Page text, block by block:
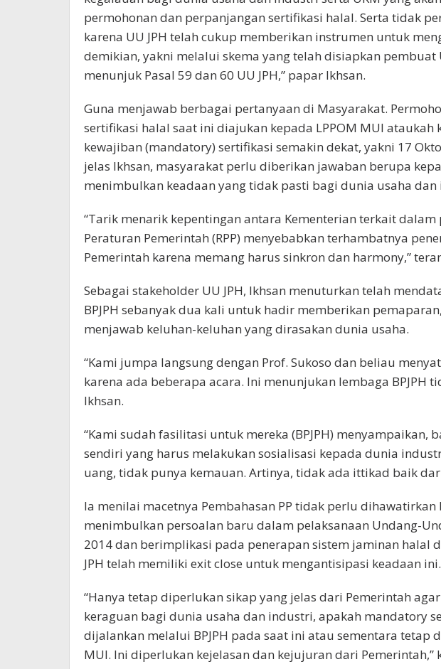
permohonan dan perpanjangan sertifikasi halal. Serta tidak
karena UU JPH telah cukup memberikan instrumen untuk
demikian, yakni melalui skema yang telah disiapkan pembuat
menunjuk Pasal 59 dan 60 UU JPH,” papar Ikhsan.
Guna menjawab berbagai pertanyaan di Masyarakat.
sertifikasi halal saat ini diajukan kepada LPPOM MUI ataukah
kewajiban (mandatory) sertifikasi semakin dekat, yakni 17
jelas Ikhsan, masyarakat perlu diberikan jawaban berupa
menimbulkan keadaan yang tidak pasti bagi dunia usaha
“Tarik menarik kepentingan antara Kementerian terkait dalam
Peraturan Pemerintah (RPP) menyebabkan terhambatnya
Pemerintah karena memang harus sinkron dan harmony,”
Sebagai stakeholder UU JPH, Ikhsan menuturkan telah
BPJPH sebanyak dua kali untuk hadir memberikan
menjawab keluhan-keluhan yang dirasakan dunia usaha.
“Kami jumpa langsung dengan Prof. Sukoso dan beliau
karena ada beberapa acara. Ini menunjukan lembaga BPJPH
Ikhsan.
“Kami sudah fasilitasi untuk mereka (BPJPH) menyampaikan,
sendiri yang harus melakukan sosialisasi kepada dunia
uang, tidak punya kemauan. Artinya, tidak ada ittikad baik
Ia menilai macetnya Pembahasan PP tidak perlu dihawatirkan
menimbulkan persoalan baru dalam pelaksanaan Undang-
2014 dan berimplikasi pada penerapan sistem jaminan halal
JPH telah memiliki exit close untuk mengantisipasi keadaan ini.
“Hanya tetap diperlukan sikap yang jelas dari Pemerintah
keraguan bagi dunia usaha dan industri, apakah mandatory
dijalankan melalui BPJPH pada saat ini atau sementara tetap
MUI. Ini diperlukan kejelasan dan kejujuran dari Pemerintah,”